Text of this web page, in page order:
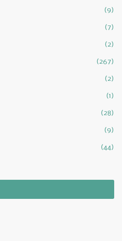
(9)
(7)
(2)
(267)
(2)
(1)
(28)
(9)
(44)